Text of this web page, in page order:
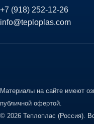
+7 (918) 252-12-26
info@teploplas.com
Материалы на сайте имеют
публичной офертой.
© 2026 Теплоплас (Россия).